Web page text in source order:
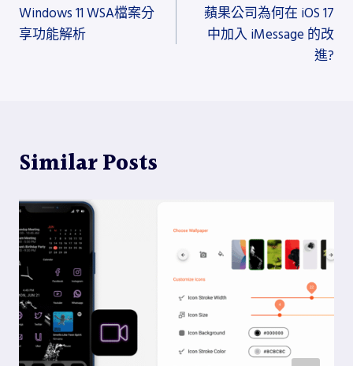
章
Windows 11 WSA檔案分
享功能解析
蘋果公司為何在 iOS 17
中加入 iMessage 的改
進?
Similar Posts